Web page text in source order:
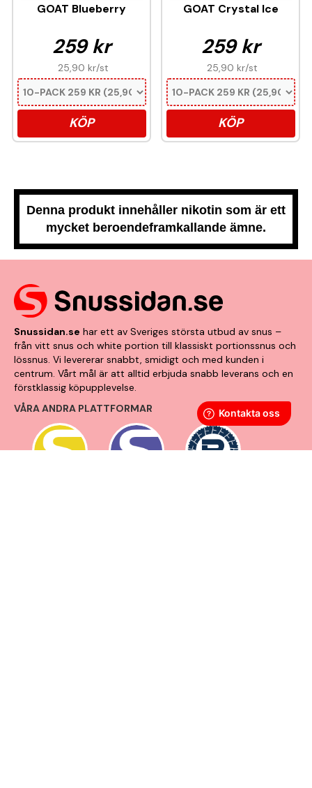
GOAT Blueberry
259 kr
25,90 kr/st
KÖP
GOAT Crystal Ice
259 kr
25,90 kr/st
KÖP
Denna produkt innehåller nikotin som är ett
mycket beroendeframkallande ämne.
Snussidan.se har ett av Sveriges största utbud av snus –
från vitt snus och white portion till klassiskt portionssnus och
lössnus. Vi levererar snabbt, smidigt och med kunden i
centrum. Vårt mål är att alltid erbjuda snabb leverans och en
förstklassig köpupplevelse.
VÅRA ANDRA PLATTFORMAR